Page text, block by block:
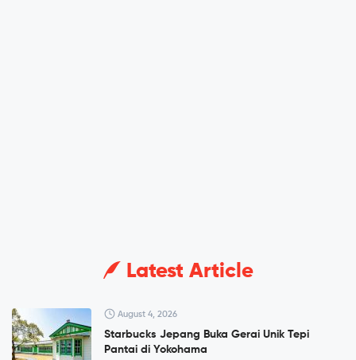
Latest Article
August 4, 2026
Starbucks Jepang Buka Gerai Unik Tepi
Pantai di Yokohama